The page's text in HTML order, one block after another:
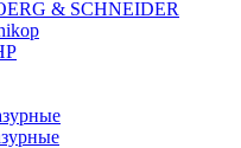
& SCHNEIDER